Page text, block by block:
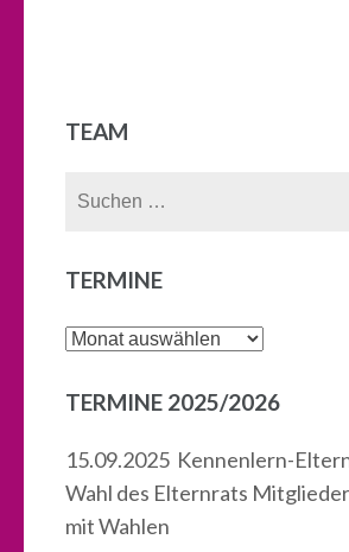
TEAM
TERMINE
Termine
TERMINE 2025/2026
15.09.2025 Kennenlern-
Wahl des Elternrats
mit Wahlen